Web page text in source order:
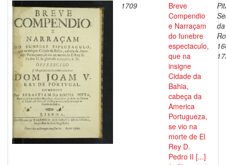
1709
Breve
Compendio
e Narraçam
do funebre
espectaculo,
que na
insigne
Cidade da
Bahia,
cabeça da
America
Portugueza,
se vio na
morte de El
Rey D.
Pedro II [...]
da